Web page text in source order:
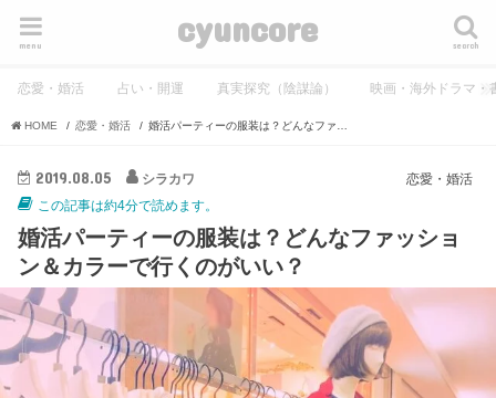
cyuncore search
menu
恋愛・婚活 占い・開運 真実探究（陰謀論） 映画・海外ドラマ・
HOME 恋愛・婚活
恋愛・婚活
2019.08.05
シラカワ
この記事は約4分で読めます。
婚活パーティーの服装は？どんなファッショ
ン＆カラーで行くのがいい？